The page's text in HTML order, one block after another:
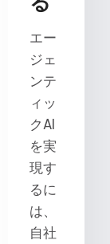
エー
ジェ
ンテ
ィッ
クAI
を実
現す
るに
は、
自社